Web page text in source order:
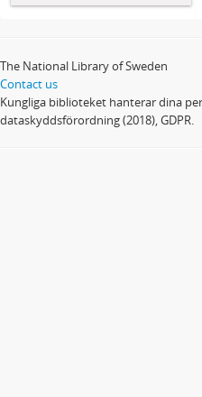
The National Library of Sweden
Contact us
Kungliga biblioteket hanterar dina
dataskyddsförordning (2018), GDPR.